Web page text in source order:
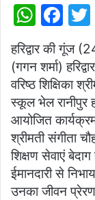
W
at
s
A
p
p
F
a
c
e
b
o
o
k
हरिद्वार की गूंज
(गगन शर्मा)
वरिष्ठ शिक्षिका
स्कूल भेल रानीपुर
आयोजित
श्रीमती संगीता
शिक्षण सेवाएं
ईमानदारी से
उनका जीवन